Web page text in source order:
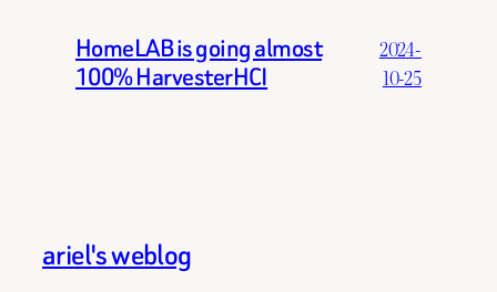
HomeLAB is going almost
100% HarvesterHCI
2024-
10-25
ariel's weblog